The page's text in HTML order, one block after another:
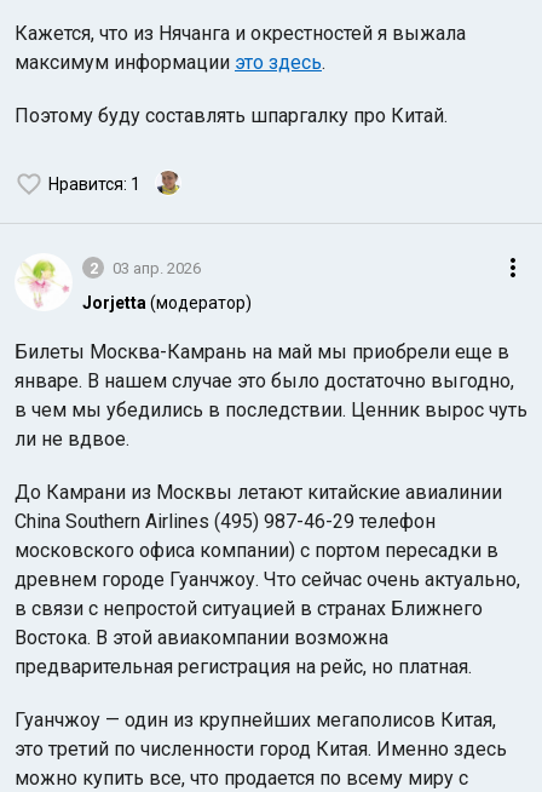
Кажется, что из Нячанга и окрестностей я выжала
максимум информации это здесь.
Поэтому буду составлять шпаргалку про Китай.
Нравится: 1
2 03 апр. 2026
Jorjetta (модератор)
Билеты Москва-Камрань на май мы приобрели еще в
январе. В нашем случае это было достаточно выгодно,
в чем мы убедились в последствии. Ценник вырос чуть
ли не вдвое.
До Камрани из Москвы летают китайские авиалинии
China Southern Airlines (495) 987-46-29 телефон
московского офиса компании) с портом пересадки в
древнем городе Гуанчжоу. Что сейчас очень актуально,
в связи с непростой ситуацией в странах Ближнего
Востока. В этой авиакомпании возможна
предварительная регистрация на рейс, но платная.
Гуанчжоу — один из крупнейших мегаполисов Китая,
это третий по численности город Китая. Именно здесь
можно купить все, что продается по всему миру с